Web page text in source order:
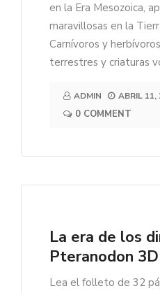
en la Era Mesozoica,
maravillosas en la
Carnívoros y
terrestres y criaturas
ADMIN ABRIL 11,
0 COMMENT
La era de los
Pteranodon 3D
Lea el folleto de 32